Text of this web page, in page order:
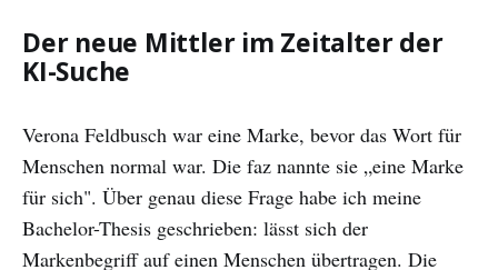
Der neue Mittler im Zeitalter der
KI-Suche
Verona Feldbusch war eine Marke, bevor das Wort für
Menschen normal war. Die faz nannte sie „eine Marke
für sich". Über genau diese Frage habe ich meine
Bachelor-Thesis geschrieben: lässt sich der
Markenbegriff auf einen Menschen übertragen. Die